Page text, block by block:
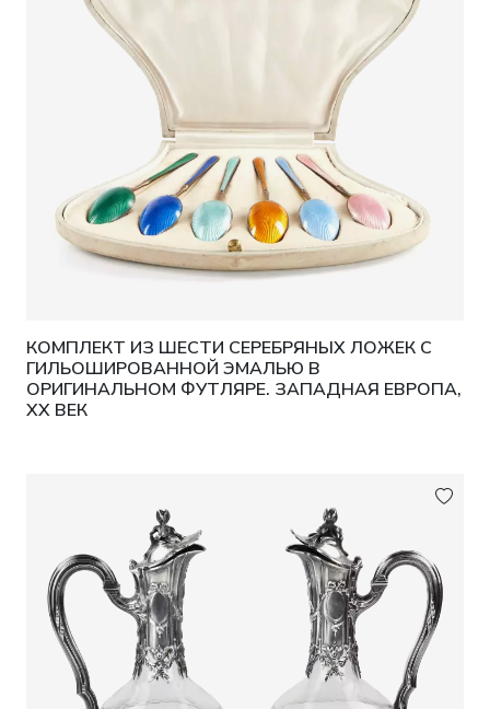
КОМПЛЕКТ ИЗ ШЕСТИ СЕРЕБРЯНЫХ ЛОЖЕК С
ГИЛЬОШИРОВАННОЙ ЭМАЛЬЮ В
ОРИГИНАЛЬНОМ ФУТЛЯРЕ. ЗАПАДНАЯ ЕВРОПА,
XX ВЕК